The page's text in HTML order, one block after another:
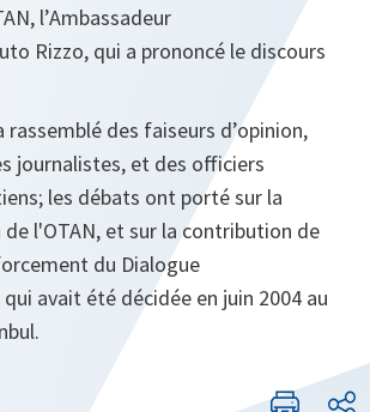
l’Ambassadeur
Rizzo, qui a prononcé le discours
rassemblé des faiseurs d’opinion,
journalistes, et des officiers
les débats ont porté sur la
l'OTAN, et sur la contribution de
du Dialogue
avait été décidée en juin 2004 au